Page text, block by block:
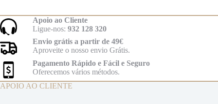
Apoio ao Cliente
Ligue-nos: 932 128 320
Envio grátis a partir de 49€
Aproveite o nosso envio Grátis.
Pagamento Rápido e Fácil e Seguro
Oferecemos vários métodos.
APOIO AO CLIENTE